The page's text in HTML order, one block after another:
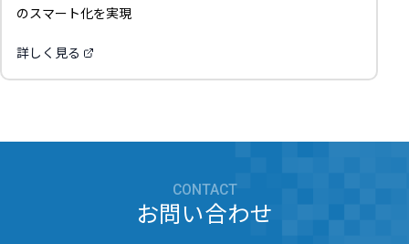
のスマート化を実現
詳しく見る
CONTACT
お問い合わせ